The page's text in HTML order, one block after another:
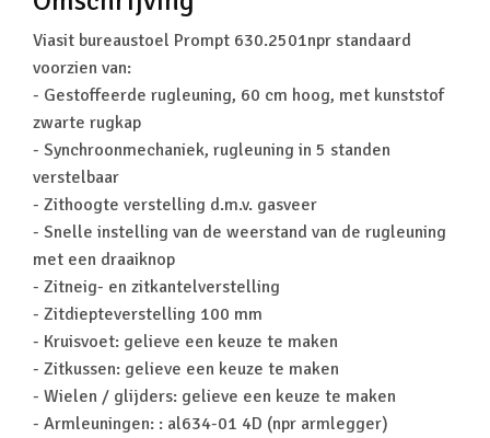
Viasit bureaustoel Prompt 630.2501npr standaard
voorzien van:
- Gestoffeerde rugleuning, 60 cm hoog, met kunststof
zwarte rugkap
- Synchroonmechaniek, rugleuning in 5 standen
verstelbaar
- Zithoogte verstelling d.m.v. gasveer
- Snelle instelling van de weerstand van de rugleuning
met een draaiknop
- Zitneig- en zitkantelverstelling
- Zitdiepteverstelling 100 mm
- Kruisvoet: gelieve een keuze te maken
- Zitkussen: gelieve een keuze te maken
- Wielen / glijders: gelieve een keuze te maken
- Armleuningen: : al634-01 4D (npr armlegger)